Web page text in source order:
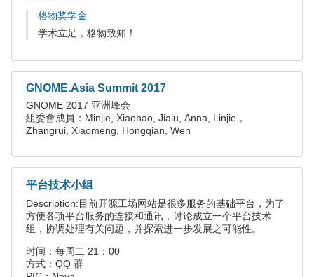
格物奖学金
学术立足，格物致知！
GNOME.Asia Summit 2017
GNOME 2017 亚洲峰会
組委會成員：Minjie, Xiaohao, Jialu, Anna, Linjie，
Zhangrui, Xiaomeng, Hongqian, Wen
平台技术小组
Description:目前开源工场网站是很多服务的基础平台，为了
方便各项平台服务的连接和通讯，讨论成立一个平台技术
组，协调处理有关问题，并探索进一步发展之可能性。
时间：每周二 21：00
方式：QQ 群